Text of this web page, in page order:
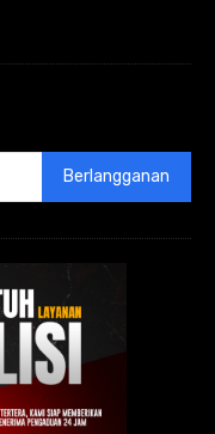
Berlangganan